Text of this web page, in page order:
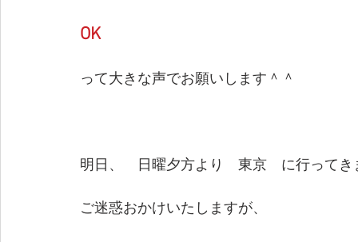
OK
って大きな声でお願いします＾＾
明日、　日曜夕方より　東京　に行ってき
ご迷惑おかけいたしますが、